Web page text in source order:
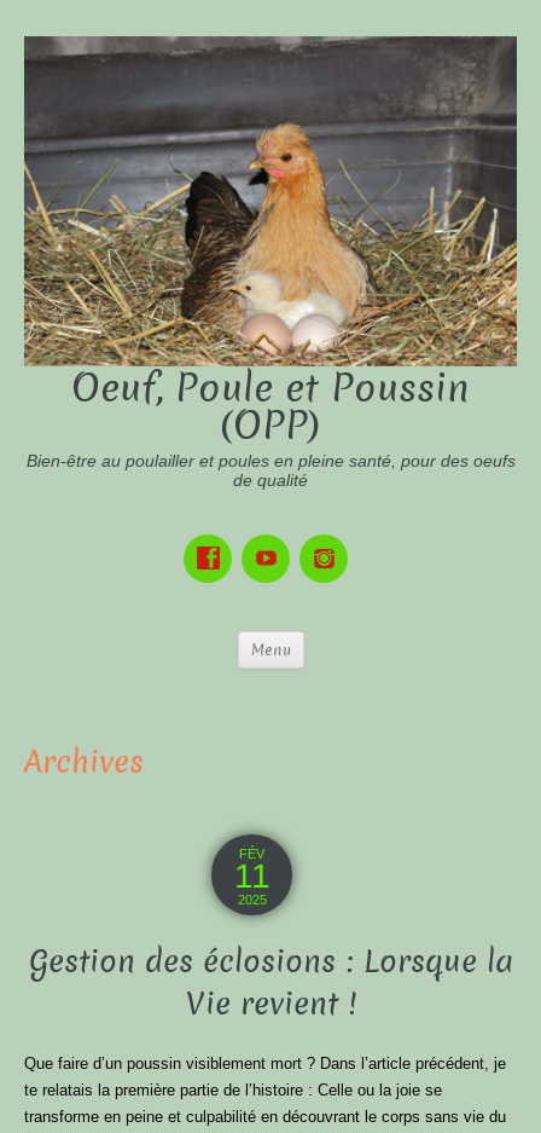
Oeuf, Poule et Poussin
(OPP)
Bien-être au poulailler et poules en pleine santé, pour des oeufs
de qualité
Menu
Archives
FÉV
11
2025
Gestion des éclosions : Lorsque la
Vie revient !
Que faire d’un poussin visiblement mort ? Dans l’article précédent, je
te relatais la première partie de l’histoire : Celle ou la joie se
transforme en peine et culpabilité en découvrant le corps sans vie du